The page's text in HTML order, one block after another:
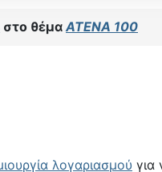
στο θέμαATENA 100
λογαριασμού για